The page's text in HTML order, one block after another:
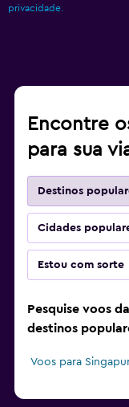
privacidade.
Encontre
para sua
Destinos
Cidades
Estou com sorte
Pesquise voos
destinos
Voos para